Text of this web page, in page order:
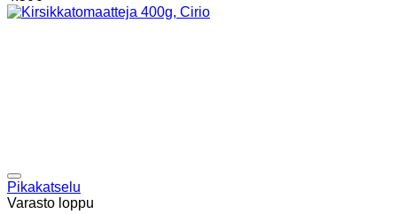
Pikakatselu
Varasto loppu